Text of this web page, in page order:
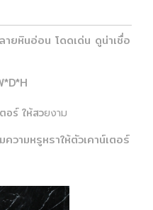
ยหินอ่อน โดดเด่น ดูน่าเชื่อ
อร์ ให้สวยงาม
ามหรูหราให้ตัวเคาน์เตอร์